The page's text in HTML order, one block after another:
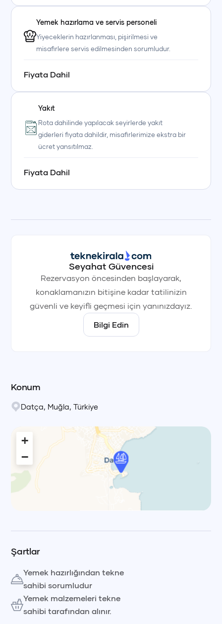
+90 (850) 242 50 50
+90 (850) 242 50 50
Yemek hazırlama ve servis personeli
Yiyeceklerin hazırlanması, pişirilmesi ve
misafirlere servis edilmesinden sorumludur.
Fiyata Dahil
Yakıt
Rota dahilinde yapılacak seyirlerde yakıt
giderleri fiyata dahildir, misafirlerimize ekstra bir
ücret yansıtılmaz.
Fiyata Dahil
Seyahat Güvencesi
Rezervasyon öncesinden başlayarak,
konaklamanızın bitişine kadar tatilinizin
güvenli ve keyifli geçmesi için yanınızdayız.
Bilgi Edin
Konum
Datça Muğla Türkiye
+
−
Şartlar
Yemek hazırlığından tekne
sahibi sorumludur
Yemek malzemeleri tekne
sahibi tarafından alınır.
+90 (850) 242 50 50